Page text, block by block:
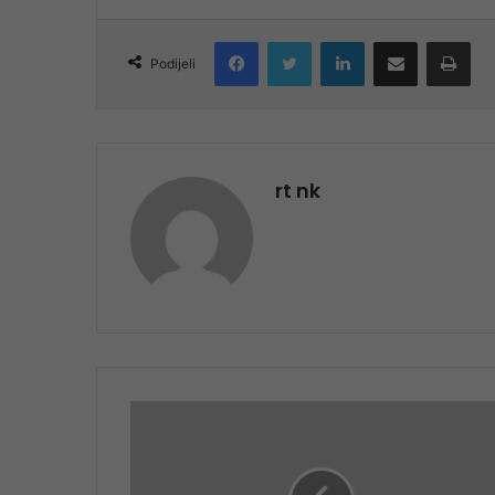
Podijeli
FacebookTwitter LinkedInShare via Email
rt nk